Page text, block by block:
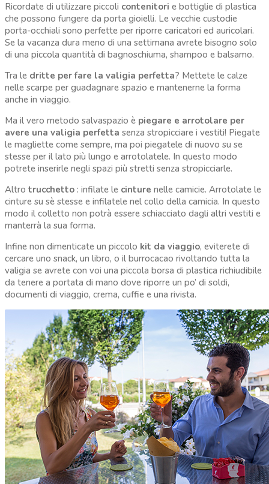
Ricordate di utilizzare piccoli contenitori e bottiglie di plastica
che possono fungere da porta gioielli. Le vecchie custodie
porta-occhiali sono perfette per riporre caricatori ed auricolari.
Se la vacanza dura meno di una settimana avrete bisogno solo
di una piccola quantità di bagnoschiuma, shampoo e balsamo.
Tra le dritte per fare la valigia perfetta? Mettete le calze
nelle scarpe per guadagnare spazio e mantenerne la forma
anche in viaggio.
Ma il vero metodo salvaspazio è piegare e arrotolare per
avere una valigia perfetta senza stropicciare i vestiti! Piegate
le magliette come sempre, ma poi piegatele di nuovo su se
stesse per il lato più lungo e arrotolatele. In questo modo
potrete inserirle negli spazi più stretti senza stropicciarle.
Altro trucchetto : infilate le cinture nelle camicie. Arrotolate le
cinture su sè stesse e infilatele nel collo della camicia. In questo
modo il colletto non potrà essere schiacciato dagli altri vestiti e
manterrà la sua forma.
Infine non dimenticate un piccolo kit da viaggio, eviterete di
cercare uno snack, un libro, o il burrocacao rivoltando tutta la
valigia se avrete con voi una piccola borsa di plastica richiudibile
da tenere a portata di mano dove riporre un po’ di soldi,
documenti di viaggio, crema, cuffie e una rivista.